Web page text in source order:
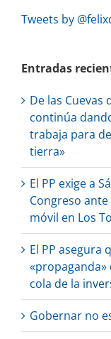
Tweets by
Entradas
De las Cuevas
continúa
trabaja para
tierra»
El PP exige a
Congreso
móvil en Los
El PP asegura
«propaganda»
cola de la
Gobernar no